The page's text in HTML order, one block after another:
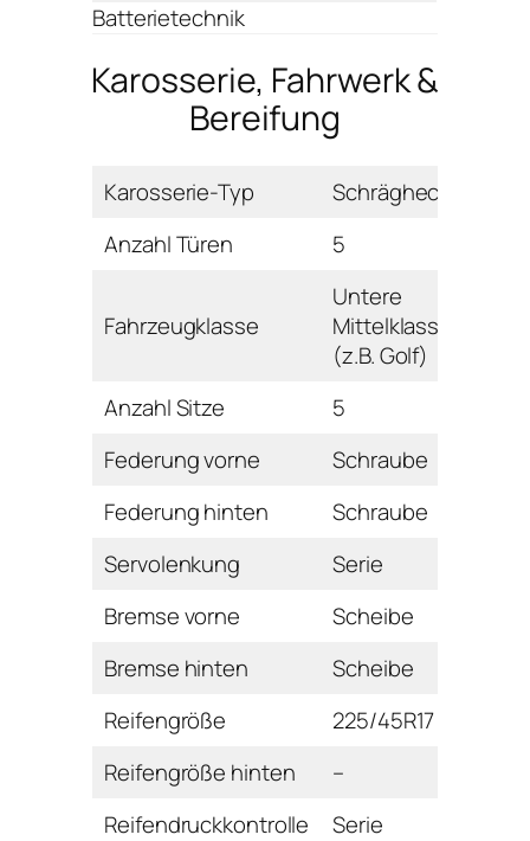
Batterietechnik
Karosserie, Fahrwerk &
Bereifung
Karosserie-Typ
Schrägheck
Anzahl Türen
5
Fahrzeugklasse
Untere
Mittelklasse
(z.B. Golf)
Anzahl Sitze
5
Federung vorne
Schraube
Federung hinten
Schraube
Servolenkung
Serie
Bremse vorne
Scheibe
Bremse hinten
Scheibe
Reifengröße
225/45R17
Reifengröße hinten
–
Reifendruckkontrolle
Serie